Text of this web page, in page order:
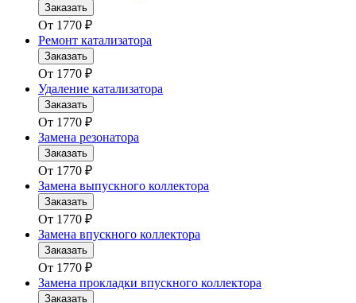
Заказать
От 1770 ₽
Ремонт катализатора
Заказать
От 1770 ₽
Удаление катализатора
Заказать
От 1770 ₽
Замена резонатора
Заказать
От 1770 ₽
Замена выпускного коллектора
Заказать
От 1770 ₽
Замена впускного коллектора
Заказать
От 1770 ₽
Замена прокладки впускного коллектора
Заказать